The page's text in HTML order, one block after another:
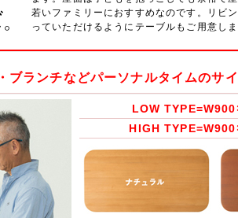
若いファミリーにおすすめなのです。リビ
っていただけるようにテーブルもご用意しま
ブランチなどパーソナルタイムのサ
LOW
HIGH